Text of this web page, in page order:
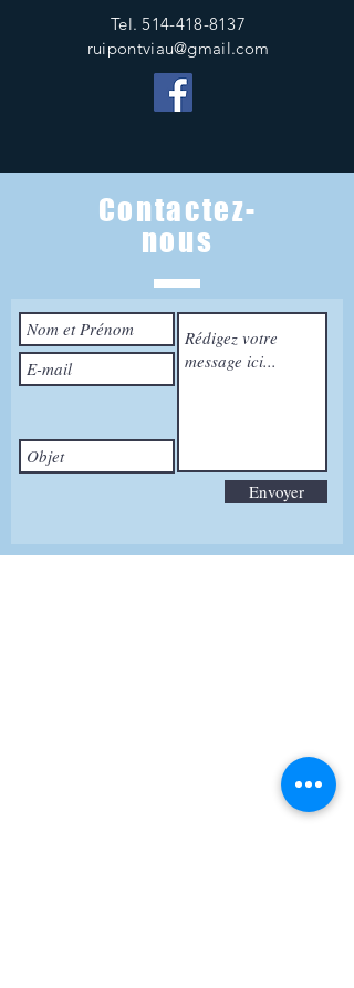
Tel.514-418-8137
ruipontviau@gmail.com
Contactez-
nous
Envoyer